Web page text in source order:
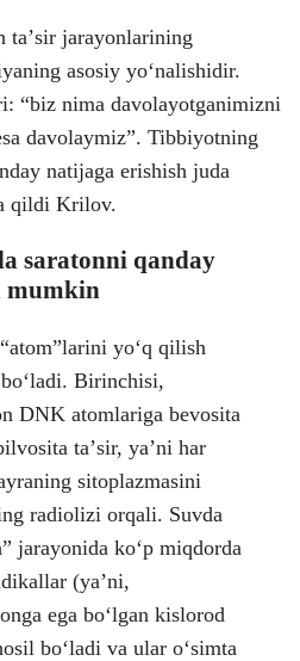
taʼsir jarayonlarining
asosiy yoʻnalishidir.
“biz nima davolayotganimizni
davolaymiz”. Tibbiyotning
natijaga erishish juda
qildi Krilov.
saratonni qanday
mumkin
yoʻq qilish
Birinchisi,
DNK atomlariga bevosita
taʼsir, yaʼni har
sitoplazmasini
radiolizi orqali. Suvda
jarayonida koʻp miqdorda
(yaʼni,
ega boʻlgan kislorod
boʻladi va ular oʻsimta